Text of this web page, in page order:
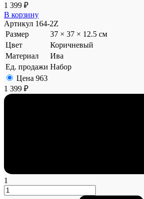
1 399 ₽
В корзину
Артикул 164-2Z
Размер
37 × 37 × 12.5 см
Цвет
Коричневый
Материал
Ива
Ед. продажи Набор
Цена 963
1 399 ₽
1